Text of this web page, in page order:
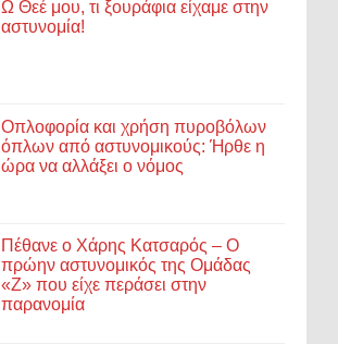
Ω Θεέ μου, τι ξουράφια είχαμε στην
αστυνομία!
Οπλοφορία και χρήση πυροβόλων
όπλων από αστυνομικούς: Ήρθε η
ώρα να αλλάξει ο νόμος
Πέθανε ο Χάρης Κατσαρός – Ο
πρώην αστυνομικός της Ομάδας
«Ζ» που είχε περάσει στην
παρανομία